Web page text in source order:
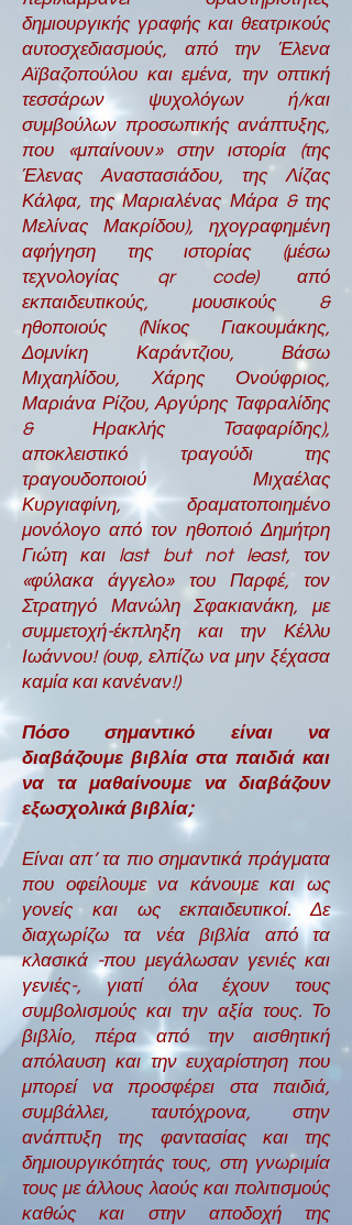
δημιουργικής γραφής και θεατρικούς
αυτοσχεδιασμούς, από την Έλενα
Αϊβαζοπούλου και εμένα, την οπτική
τεσσάρων ψυχολόγων ή/και
συμβούλων προσωπικής ανάπτυξης,
που «μπαίνουν» στην ιστορία (της
Έλενας Αναστασιάδου, της Λίζας
Κάλφα, της Μαριαλένας Μάρα & της
Μελίνας Μακρίδου), ηχογραφημένη
αφήγηση της ιστορίας (μέσω
τεχνολογίας qr code) από
εκπαιδευτικούς, μουσικούς &
ηθοποιούς (Νίκος Γιακουμάκης,
Δομνίκη Καράντζιου, Βάσω
Μιχαηλίδου, Χάρης Ονούφριος,
Μαριάνα Ρίζου, Αργύρης Ταφραλίδης
& Ηρακλής Τσαφαρίδης),
αποκλειστικό τραγούδι της
τραγουδοποιού Μιχαέλας
Κυργιαφίνη, δραματοποιημένο
μονόλογο από τον ηθοποιό Δημήτρη
Γιώτη και last but not least, τον
«φύλακα άγγελο» του Παρφέ, τον
Στρατηγό Μανώλη Σφακιανάκη, με
συμμετοχή-έκπληξη και την Κέλλυ
Ιωάννου! (ουφ, ελπίζω να μην ξέχασα
καμία και κανέναν!)
Πόσο σημαντικό είναι να
διαβάζουμε βιβλία στα παιδιά και
να τα μαθαίνουμε να διαβάζουν
εξωσχολικά βιβλία;
Είναι απ’ τα πιο σημαντικά πράγματα
που οφείλουμε να κάνουμε και ως
γονείς και ως εκπαιδευτικοί. Δε
διαχωρίζω τα νέα βιβλία από τα
κλασικά -που μεγάλωσαν γενιές και
γενιές-, γιατί όλα έχουν τους
συμβολισμούς και την αξία τους. Το
βιβλίο, πέρα από την αισθητική
απόλαυση και την ευχαρίστηση που
μπορεί να προσφέρει στα παιδιά,
συμβάλλει, ταυτόχρονα, στην
ανάπτυξη της φαντασίας και της
δημιουργικότητάς τους, στη γνωριμία
τους με άλλους λαούς και πολιτισμούς
καθώς και στην αποδοχή της